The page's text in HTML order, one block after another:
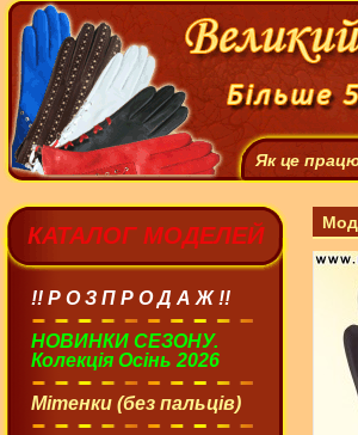
Як це
КАТАЛОГ МОДЕЛЕЙ
!! Р О З П Р О Д А Ж !!
НОВИНКИ СЕЗОНУ.
Колекція Осінь 2026
Мітенки (без пальців)